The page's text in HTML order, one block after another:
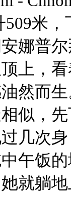
米，
娜普
上，
然而
似，
几次
午饭
就躺